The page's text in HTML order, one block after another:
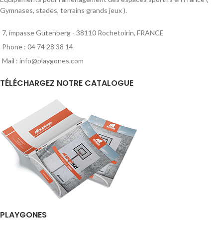
Gymnases, stades, terrains grands jeux ).
7, impasse Gutenberg - 38110 Rochetoirin, FRANCE
Phone : 04 74 28 38 14
Mail : info@playgones.com
TÉLÉCHARGEZ NOTRE CATALOGUE
PLAYGONES